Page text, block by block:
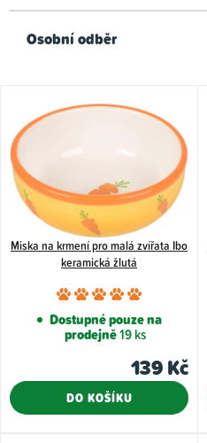
Osobní odběr
ý
p
i
s
r
t
ů
Miska na krmení pro malá zvířata Ibo
keramická žlutá
Průměrné
hodnocení
produktu
je
5,0
Dostupné pouze na
prodejně19 ks
139 Kč
DO KOŠÍKU